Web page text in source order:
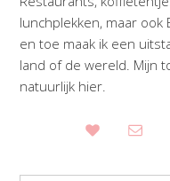
lunchplekken, maar ook
en toe maak ik een
land of de wereld. Mijn
natuurlijk hier.